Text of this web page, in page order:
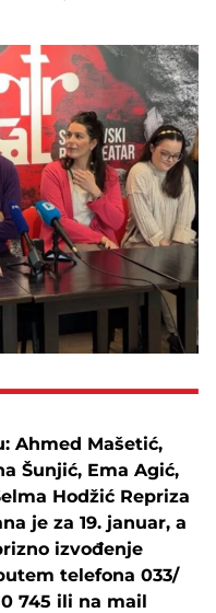
Ahmed Mašetić,
Šunjić, Ema Agić,
Hodžić Repriza
je za 19. januar, a
izvođenje
telefona 033/
745 ili na mail